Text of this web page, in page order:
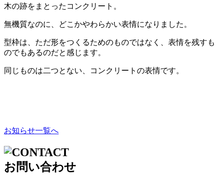
木の跡をまとったコンクリート。
無機質なのに、どこかやわらかい表情になりました。
型枠は、ただ形をつくるためのものではなく、表情を残すも
のでもあるのだと感じます。
同じものは二つとない、コンクリートの表情です。
お知らせ一覧へ
お問い合わせ